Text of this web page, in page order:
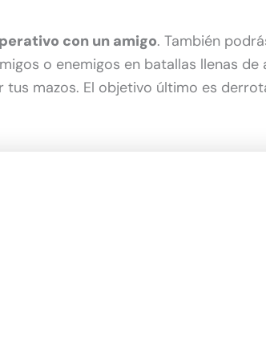
con un amigo. También
o enemigos en batallas llenas de
mazos. El objetivo último es